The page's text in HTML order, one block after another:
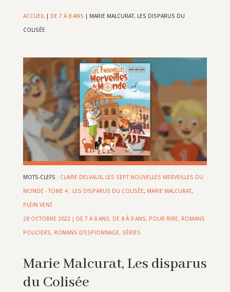
ACCUEIL| DE 7 À 8 ANS | MARIE MALCURAT, LES DISPARUS DU
COLISÉE
MOTS-CLEFS : CLAIRE DELVAUX, LES SEPT NOUVELLES MERVEILLES DU
MONDE - TOME 4 : LES DISPARUS DU COLISÉE, MARIE MALCURAT,
PLEIN VENT
28 OCTOBRE 2022 | DE 7 À 8 ANS, DE 8 À 9 ANS, POUR RIRE, ROMANS
POLICIERS, ROMANS D’ESPIONNAGE, SÉRIES
Marie Malcurat, Les disparus
du Colisée